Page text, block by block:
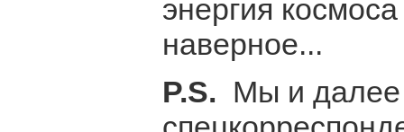
энергия
наверное...
P.S. Мы и далее